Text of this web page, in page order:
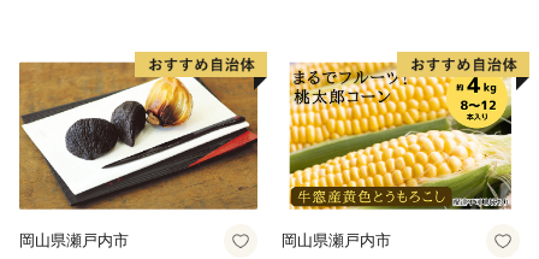
県 高鍋町産 産地直送 有機肥
料使用 高糖度 西森農園
県 高鍋町産 産地直送 有機肥
料使用 高糖度 西森農園
岡山県瀬戸内市 岡山県瀬戸内市